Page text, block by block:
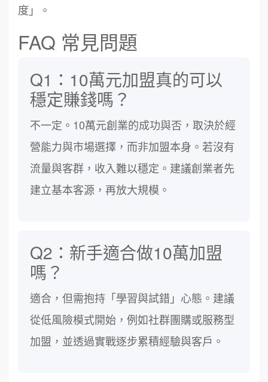
度」。
FAQ 常見問題
Q1：10萬元加盟真的可以
穩定賺錢嗎？
不一定。10萬元創業的成功與否，取決於經
營能力與市場選擇，而非加盟本身。若沒有
流量與客群，收入難以穩定。建議創業者先
建立基本客源，再放大規模。
Q2：新手適合做10萬加盟
嗎？
適合，但需抱持「學習與試錯」心態。建議
從低風險模式開始，例如社群團購或服務型
加盟，並透過實戰逐步累積經驗與客戶。